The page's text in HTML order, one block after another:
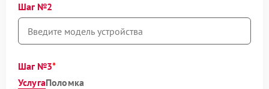
Шаг №2
Шаг №3
УслугаПоломка